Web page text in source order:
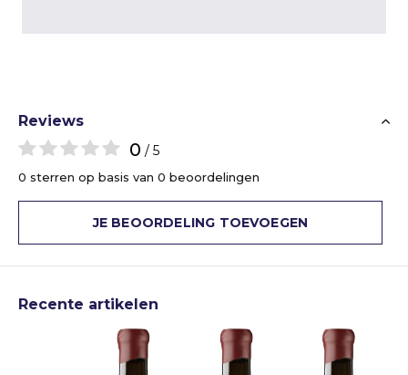
Reviews
0 / 5
0 sterren op basis van 0 beoordelingen
JE BEOORDELING TOEVOEGEN
Recente artikelen